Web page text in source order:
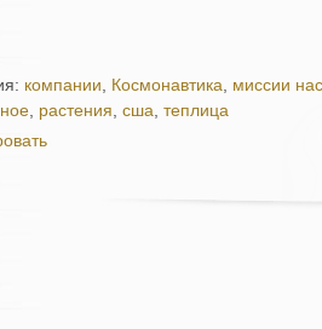
компании, Космонавтика, миссии
, растения, сша, теплица